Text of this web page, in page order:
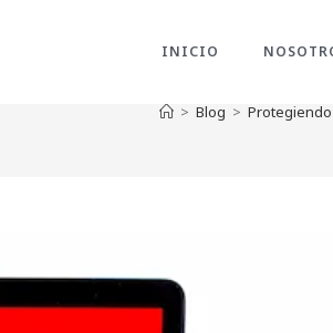
INICIO
> Blog >